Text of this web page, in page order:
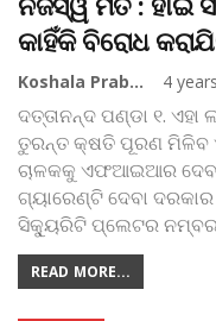
କାହିଁକି ବିରୋଧ
Koshala Prabaha 4
ଦତ୍ତାନନ୍ଦ ପଣ୍ଡା ୧. ଏହା
ତୁରନ୍ତ କ୍ଷତି ପୂରଣ ମିଳିବ
ଚାଳକକୁ ଏଫଆଇଆର
ଗ୍ୟାରେଣ୍ଟି ଦେବା
ସିକ୍ୟୁରିଟି ପ୍ଲେଟର
READ MORE...